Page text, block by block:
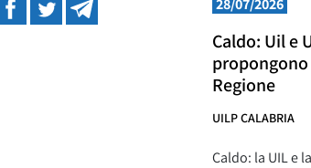
28/07/2026
Caldo: Uil e
Regione
UILP CALABRIA
Caldo: la UIL e